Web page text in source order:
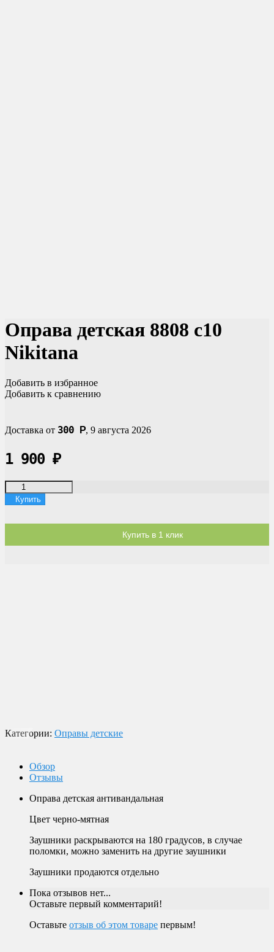
Оправа детская 8808 c10
Nikitana
Добавить в избранное
Добавить к сравнению
Доставка от 300 Р, 9 августа 2026
1 900 ₽
Купить
Купить в 1 клик
Категории: Оправы детские
Обзор
Отзывы
Оправа детская антивандальная
Цвет черно-мятная
Заушники раскрываются на 180 градусов, в случае
поломки, можно заменить на другие заушники
Заушники продаются отдельно
Пока отзывов нет...
Оставьте первый комментарий!
Оставьте отзыв об этом товаре первым!